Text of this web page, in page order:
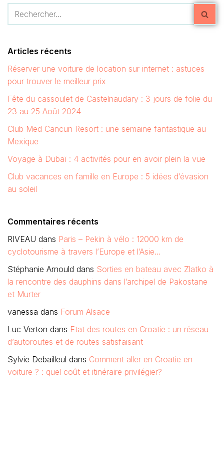
Articles récents
Réserver une voiture de location sur internet : astuces
pour trouver le meilleur prix
Fête du cassoulet de Castelnaudary : 3 jours de folie du
23 au 25 Août 2024
Club Med Cancun Resort : une semaine fantastique au
Mexique
Voyage à Dubaï : 4 activités pour en avoir plein la vue
Club vacances en famille en Europe : 5 idées d’évasion
au soleil
Commentaires récents
RIVEAU dans Paris – Pekin à vélo : 12000 km de
cyclotourisme à travers l’Europe et l’Asie…
Stéphanie Arnould dans Sorties en bateau avec Zlatko à
la rencontre des dauphins dans l’archipel de Pakostane
et Murter
vanessa dans Forum Alsace
Luc Verton dans Etat des routes en Croatie : un réseau
d’autoroutes et de routes satisfaisant
Sylvie Debailleul dans Comment aller en Croatie en
voiture ? : quel coût et itinéraire privilégier?